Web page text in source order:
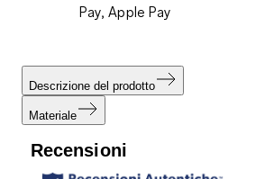
Pay, Apple Pay
Descrizione del prodotto
Materiale
Recensioni